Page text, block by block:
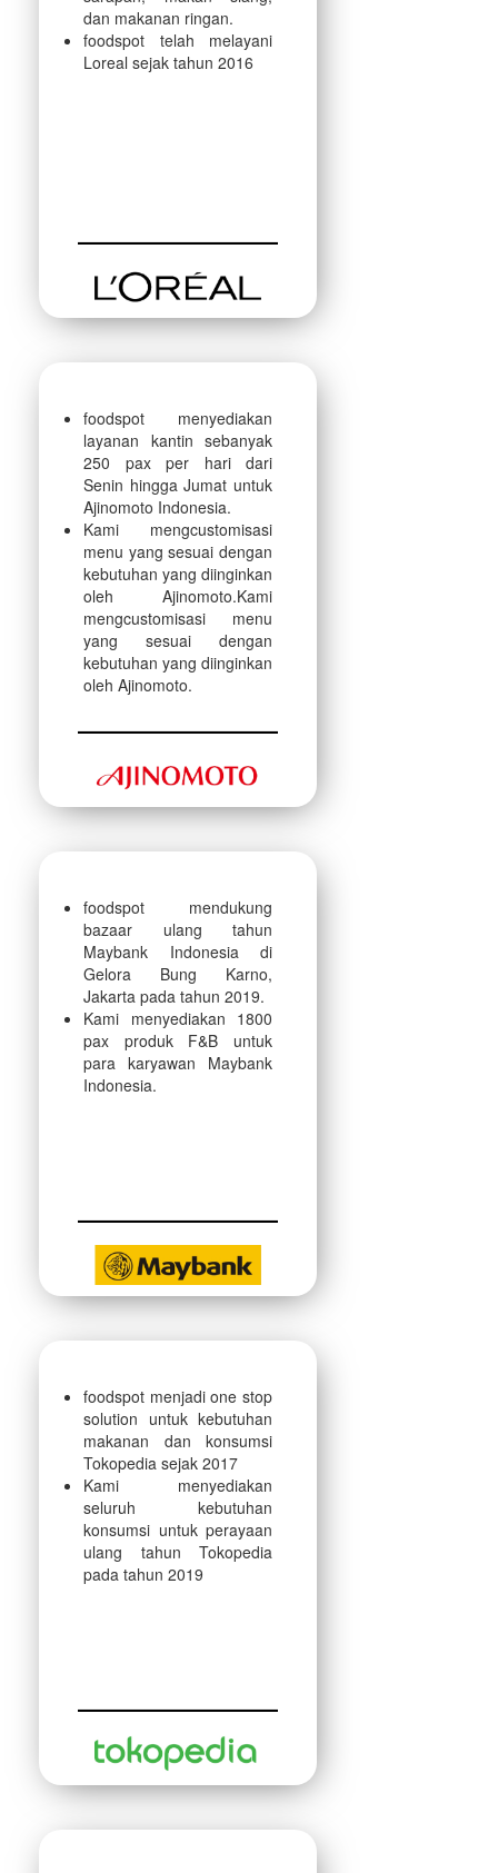
dan makanan ringan.
foodspot telah melayani
Loreal sejak tahun 2016
foodspot menyediakan
layanan kantin sebanyak
250 pax per hari dari
Senin hingga Jumat untuk
Ajinomoto Indonesia.
Kami mengcustomisasi
menu yang sesuai dengan
kebutuhan yang diinginkan
oleh Ajinomoto.Kami
mengcustomisasi menu
yang sesuai dengan
kebutuhan yang diinginkan
oleh Ajinomoto.
foodspot mendukung
bazaar ulang tahun
Maybank Indonesia di
Gelora Bung Karno,
Jakarta pada tahun 2019.
Kami menyediakan 1800
pax produk F&B untuk
para karyawan Maybank
Indonesia.
foodspot menjadi one stop
solution untuk kebutuhan
makanan dan konsumsi
Tokopedia sejak 2017
Kami menyediakan
seluruh kebutuhan
konsumsi untuk perayaan
ulang tahun Tokopedia
pada tahun 2019